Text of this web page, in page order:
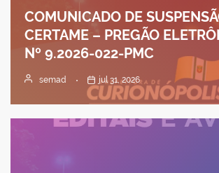
COMUNICADO DE
CERTAME – PREGÃO
Nº 9.2026-022-PMC
semad jul 31, 2026